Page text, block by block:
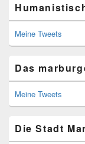
Meine Tweets
Das
Meine Tweets
Die Stadt